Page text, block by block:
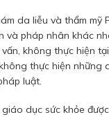
da liễu và thẩm mỹ
và pháp nhân khác
không thực hiện
thực hiện những
luật.
dục sức khỏe